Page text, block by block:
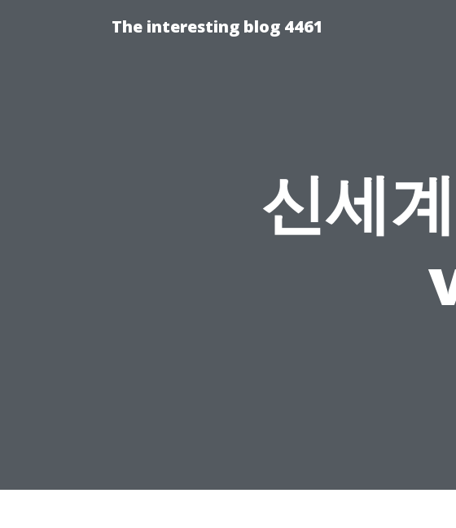
The interesting blog 4461
신세